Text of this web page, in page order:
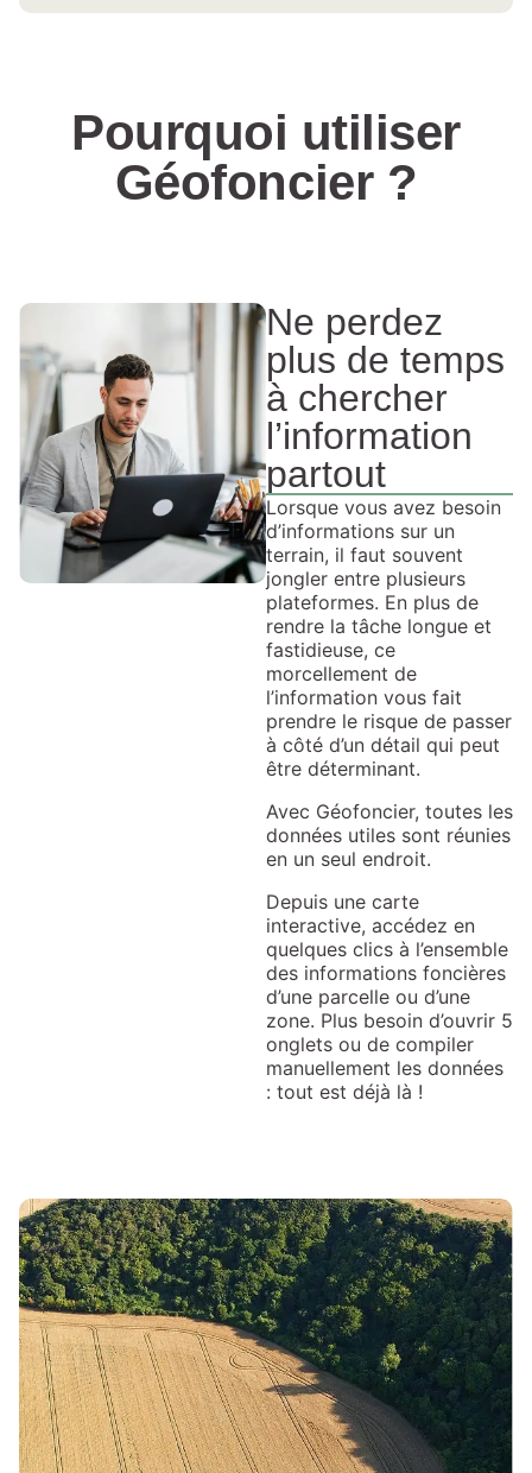
Pourquoi utiliser
Géofoncier ?
Ne perdez
plus de temps
à chercher
l’information
partout
Lorsque vous avez besoin
d’informations sur un
terrain, il faut souvent
jongler entre plusieurs
plateformes. En plus de
rendre la tâche longue et
fastidieuse, ce
morcellement de
l’information vous fait
prendre le risque de passer
à côté d’un détail qui peut
être déterminant.
Avec Géofoncier, toutes les
données utiles sont réunies
en un seul endroit.
Depuis une carte
interactive, accédez en
quelques clics à l’ensemble
des informations foncières
d’une parcelle ou d’une
zone. Plus besoin d’ouvrir 5
onglets ou de compiler
manuellement les données
: tout est déjà là !